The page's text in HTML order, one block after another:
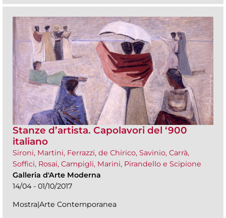
Stanze d’artista. Capolavori del ‘900
italiano
Sironi, Martini, Ferrazzi, de Chirico, Savinio, Carrà,
Soffici, Rosai, Campigli, Marini, Pirandello e Scipione
Galleria d'Arte Moderna
14/04 - 01/10/2017
Mostra|Arte Contemporanea